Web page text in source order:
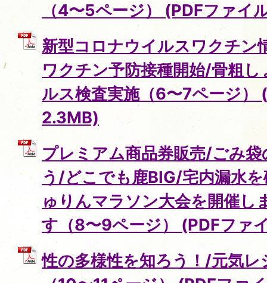
（4〜5ページ） (PDFファイ
新型コロナウイルスワクチン
ワクチン予防接種開始/骨粗
ルス検査実施（6〜7ページ）
2.3MB)
プレミアム商品券販売/ごみ
う/どこでも鹿BIG/宅内漏水
ゅりんマラソン大会を開催し
す（8〜9ページ） (PDFファ
性の多様性を知ろう！/元気